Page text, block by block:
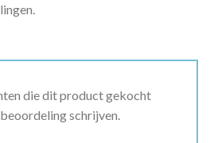
die dit product gekocht
schrijven.